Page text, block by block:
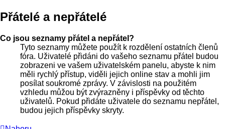
Přátelé a nepřátelé
Co jsou seznamy přátel a nepřátel?
Tyto seznamy můžete použít k rozdělení ostatních členů
fóra. Uživatelé přidáni do vašeho seznamu přátel budou
zobrazeni ve vašem uživatelském panelu, abyste k nim
měli rychlý přístup, viděli jejich online stav a mohli jim
posílat soukromé zprávy. V závislosti na použitém
vzhledu můžou být zvýrazněny i příspěvky od těchto
uživatelů. Pokud přidáte uživatele do seznamu nepřátel,
budou jejich příspěvky skryty.